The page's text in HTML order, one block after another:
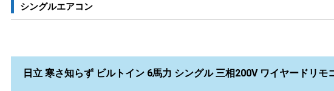
シングルエアコン
日立 寒さ知らず ビルトイン 6馬力 シングル 三相200V ワイヤードリモ